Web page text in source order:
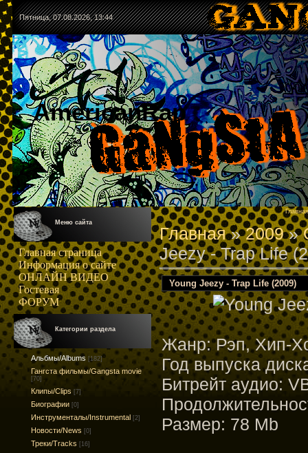
Пятница, 07.08.2026, 13:44
AmericanRap
Меню сайта
Главная страница
Информация о сайте
ОНЛАЙН ВИДЕО
Гостевая
ФОРУМ
Категории раздела
Альбмы/Albums [182]
Гангста фильмы/Gangsta movie
[70]
Клипы/Clips [7]
Биографии [0]
Инструменталы/Instrumental [2]
Новости/News [0]
Треки/Tracks [16]
Главная
Главная»2009 »
Jeezy - Trap Life
Young Jeezy - Trap Life (2009)
Жанр: Рэп, Хип-
Год выпуска
Битрейт аудио:
Размер: 78 Mb